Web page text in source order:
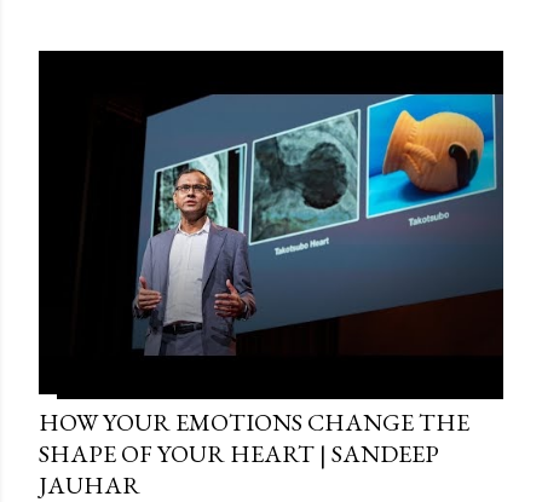
HOW YOUR EMOTIONS CHANGE THE
SHAPE OF YOUR HEART | SANDEEP
JAUHAR